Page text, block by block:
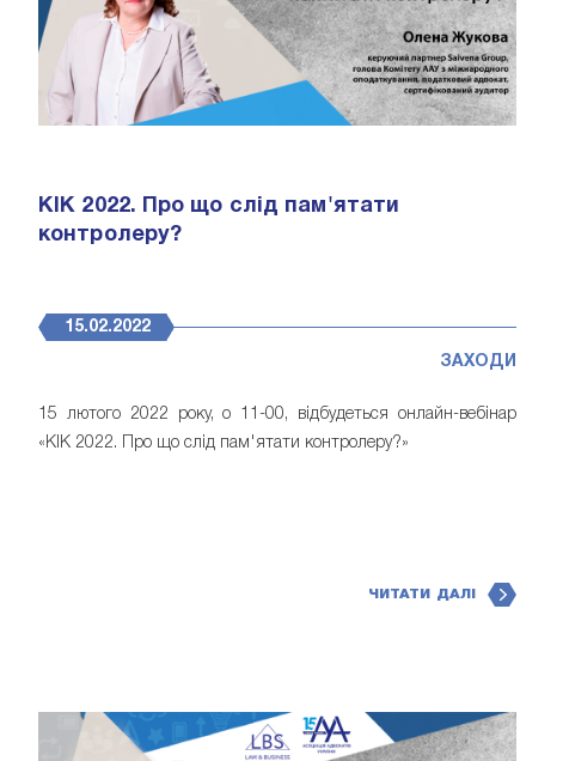
КІК 2022. Про що слід пам'ятати
контролеру?
15.02.2022
ЗАХОДИ
15 лютого 2022 року, о 11-00, відбудеться онлайн-вебінар
«КІК 2022. Про що слід пам'ятати контролеру?»
ЧИТАТИ ДАЛІ